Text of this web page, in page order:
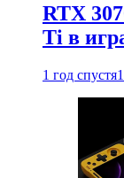
RTX
Ti в
1 год спустя